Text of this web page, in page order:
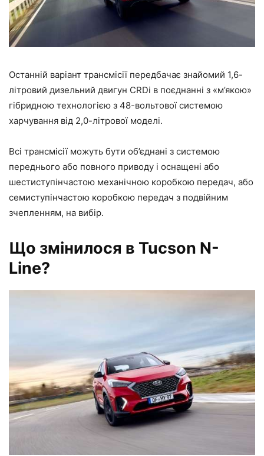
Останній варіант трансмісії передбачає знайомий 1,6-
літровий дизельний двигун CRDi в поєднанні з «м’якою»
гібридною технологією з 48-вольтової системою
харчування від 2,0-літрової моделі.
Всі трансмісії можуть бути об’єднані з системою
переднього або повного приводу і оснащені або
шестиступінчастою механічною коробкою передач, або
семиступінчастою коробкою передач з подвійним
зчепленням, на вибір.
Що змінилося в Tucson N-
Line?